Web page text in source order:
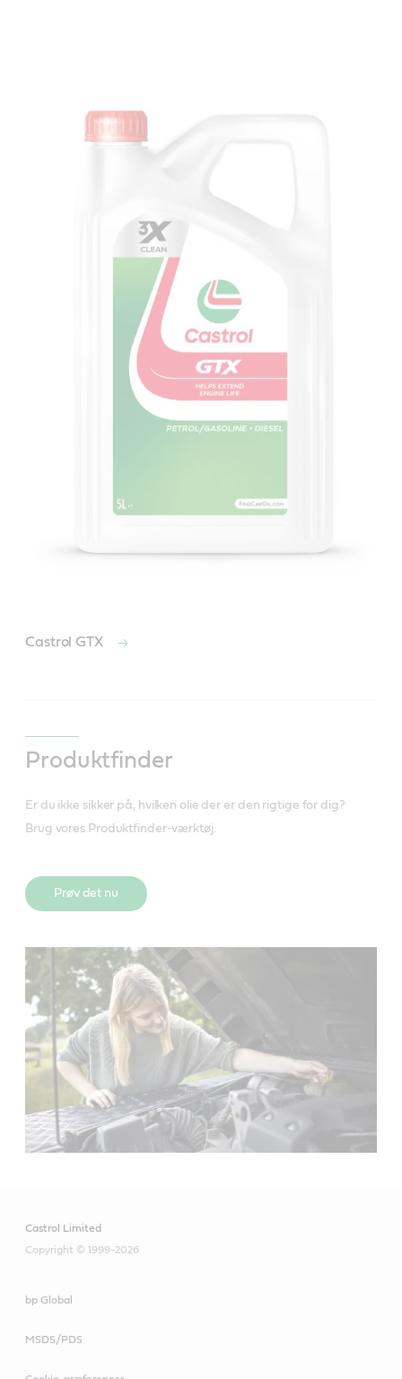
Castrol GTX
Produktfinder
Er du ikke sikker på, hvilken olie der er den rigtige for dig?
Brug vores Produktfinder-værktøj.
Prøv det nu
Castrol Limited
Copyright © 1999-2026
bp Global
MSDS/PDS